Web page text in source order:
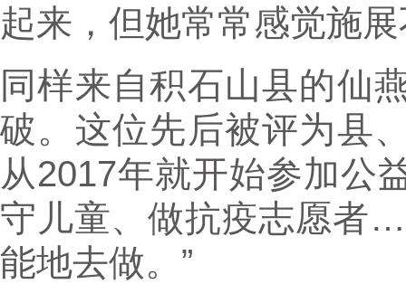
起来，但她常常感觉施
同样来自积石山县的仙
破。这位先后被评为县
从2017年就开始参加公
守儿童、做抗疫志愿者
能地去做。”